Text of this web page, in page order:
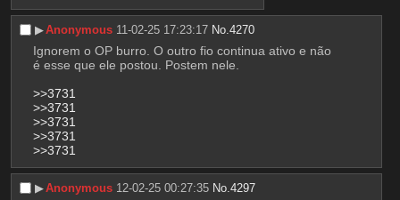
▶︎Anonymous 11-02-25 17:23:17 No.4270
Ignorem o OP burro. O outro fio continua ativo e não
é esse que ele postou. Postem nele.
>>3731
>>3731
>>3731
>>3731
>>3731
▶︎Anonymous 12-02-25 00:27:35 No.4297